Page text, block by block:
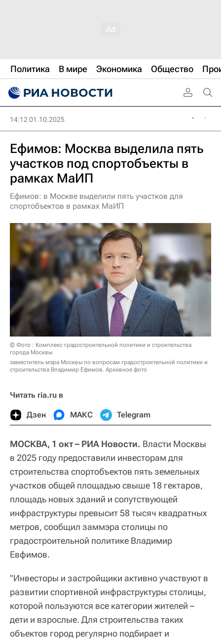
Политика В мире Экономика Общество
14:12 01.10.2025
Ефимов: Москва выделила пять
участков под спортобъекты в
рамках МаИП
Ефимов: в Москве выделили пять участков для
спортобъектов в рамках МаИП
© Фото : Комплекс градостроительной политики и строительства
города Москвы
заместитель мэра Москвы по вопросам градостроительной политики и
строительства Владимир Ефимов. Архивное фото
Читать ria.ru в
Дзен МАКС Telegram
МОСКВА, 1 окт – РИА Новости. Власти Москвы
в 2025 году предоставили инвесторам для
строительства спортобъектов пять земельных
участков общей площадью свыше 18 гектаров,
площадь новых зданий и сопутствующей
инфраструктуры превысит 58 тысяч квадратных
метров, сообщил заммэра столицы по
градостроительной политике Владимир
Евфимов.
"Инвесторы и застройщики активно участвуют в
развитии спортивной инфраструктуры столицы,
которой пользуются все категории жителей –
дети и взрослые. Для строительства таких
объектов город регулярно подбирает и